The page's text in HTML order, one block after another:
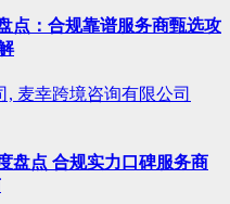
点：合规靠谱服务商甄选攻
麦幸跨境咨询有限公司
盘点 合规实力口碑服务商